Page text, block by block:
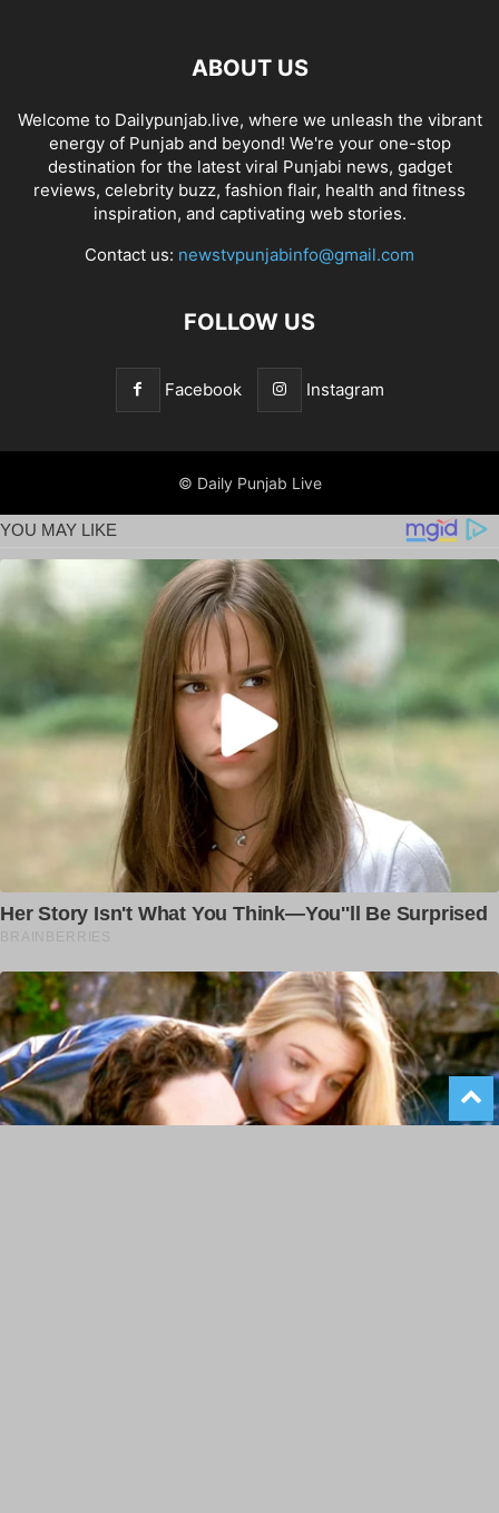
ABOUT US
Welcome to Dailypunjab.live, where we unleash the vibrant
energy of Punjab and beyond! We're your one-stop
destination for the latest viral Punjabi news, gadget
reviews, celebrity buzz, fashion flair, health and fitness
inspiration, and captivating web stories.
Contact us: newstvpunjabinfo@gmail.com
FOLLOW US
Facebook Instagram
© Daily Punjab Live